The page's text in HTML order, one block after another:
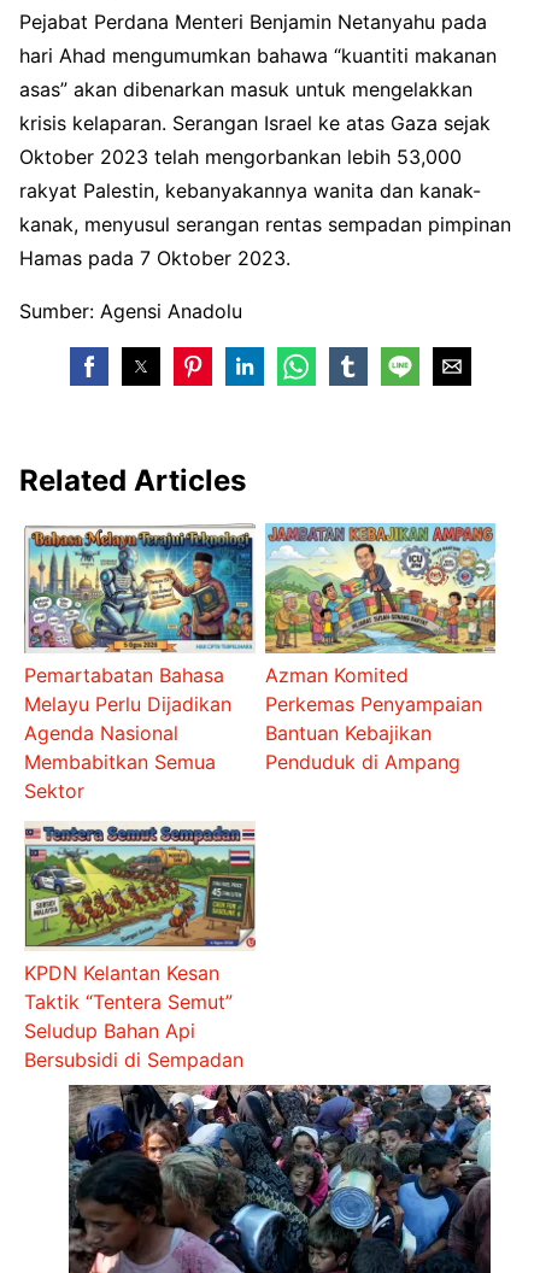
Pejabat Perdana Menteri Benjamin Netanyahu pada
hari Ahad mengumumkan bahawa “kuantiti makanan
asas” akan dibenarkan masuk untuk mengelakkan
krisis kelaparan. Serangan Israel ke atas Gaza sejak
Oktober 2023 telah mengorbankan lebih 53,000
rakyat Palestin, kebanyakannya wanita dan kanak-
kanak, menyusul serangan rentas sempadan pimpinan
Hamas pada 7 Oktober 2023.
Sumber: Agensi Anadolu
Related Articles
Pemartabatan Bahasa
Melayu Perlu Dijadikan
Agenda Nasional
Membabitkan Semua
Sektor
Azman Komited
Perkemas Penyampaian
Bantuan Kebajikan
Penduduk di Ampang
KPDN Kelantan Kesan
Taktik “Tentera Semut”
Seludup Bahan Api
Bersubsidi di Sempadan